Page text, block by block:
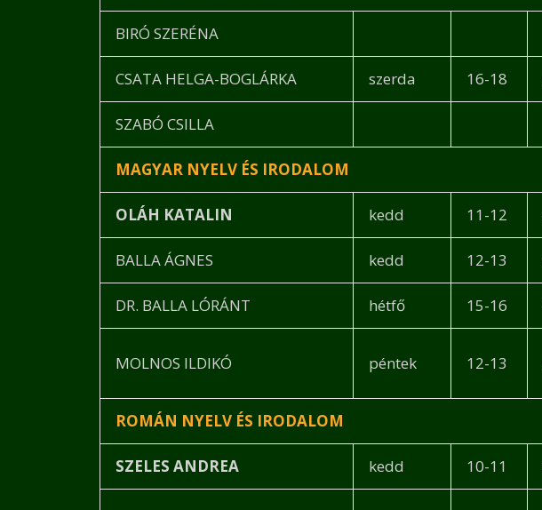
BIRÓ SZERÉNA
CSATA HELGA-BOGLÁRKA szerda 16-18
SZABÓ CSILLA
MAGYAR NYELV ÉS IRODALOM
OLÁH KATALIN kedd 11-12
BALLA ÁGNES kedd 12-13
DR. BALLA LÓRÁNT hétfő 15-16
MOLNOS ILDIKÓ péntek 12-13
ROMÁN NYELV ÉS IRODALOM
SZELES ANDREA kedd 10-11